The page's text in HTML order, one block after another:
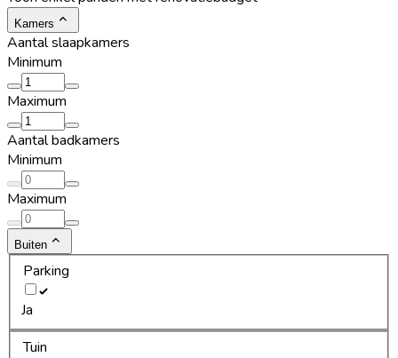
Kamers
Aantal slaapkamers
Minimum
Maximum
Aantal badkamers
Minimum
Maximum
Buiten
Parking
Ja
Tuin